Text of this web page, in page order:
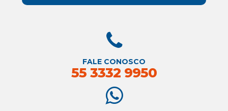
FALE CONOSCO
55 3332 9950